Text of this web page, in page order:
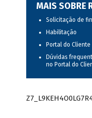
MAIS SOBRE
Solicitação de
Habilitação
Portal do Cliente
Dúvidas
no Portal do